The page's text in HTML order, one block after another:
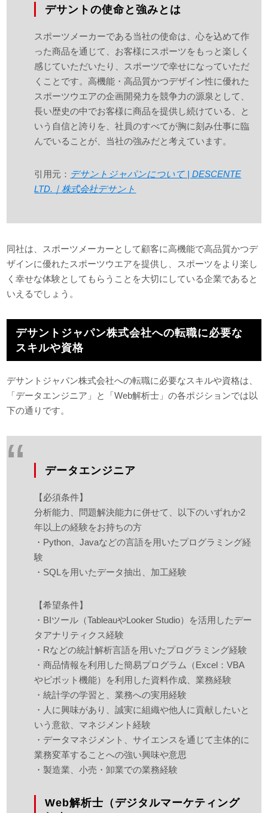
デサントの使命と強みとは
スポーツメーカーである当社の使命は、心を込めて作
った商品を通じて、お客様にスポーツをもっと楽しく
感じていただいたり、スポーツで幸せになっていただ
くことです。高機能・高品質かつデザイン性に優れた
スポーツウエアの企画開発力を競争力の源泉として、
長い歴史の中でお客様に商品を提供し続けている、と
いう自信と誇りを、社員のすべてが胸に刻み仕事に臨
んでいることが、当社の強みだと考えています。
引用元： デサントジャパンについて | DESCENTE
LTD.｜株式会社デサント
同社は、スポーツメーカーとして顧客に高機能で高品質かつデ
ザインに優れたスポーツウエアを提供し、スポーツをより楽し
く幸せな体験としてもらうことを大切にしている企業であると
いえるでしょう。
デサントジャパン株式会社への転職に必要な
スキルや資格
デサントジャパン株式会社への転職に必要なスキルや資格は、
「データエンジニア」と「Web解析士」の各ポジションでは以
下の通りです。
データエンジニア
【必須条件】
分析能力、問題解決能力に併せて、以下のいずれか2
年以上の経験をお持ちの方
・Python、Javaなどの言語を用いたプログラミング経
験
・SQLを用いたデータ抽出、加工経験
【希望条件】
・BIツール（TableauやLooker Studio）を活用したデー
タアナリティクス経験
・Rなどの統計解析言語を用いたプログラミング経験
・商品情報を利用した簡易プログラム（Excel：VBA
やピボット機能）を利用した資料作成、業務経験
・統計学の学習と、業務への実用経験
・人に興味があり、誠実に組織や他人に貢献したいと
いう意欲、マネジメント経験
・データマネジメント、サイエンスを通じて主体的に
業務変革することへの強い興味や意思
・製造業、小売・卸業での業務経験
Web解析士（デジタルマーケティング